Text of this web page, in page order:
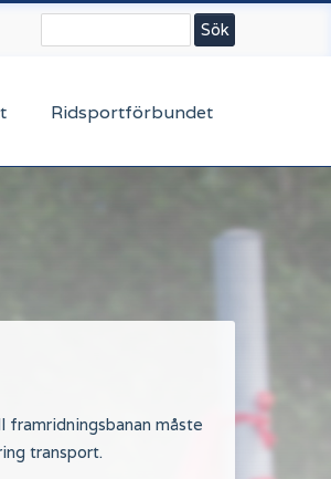
Ridsportförbundet
måste
transport.